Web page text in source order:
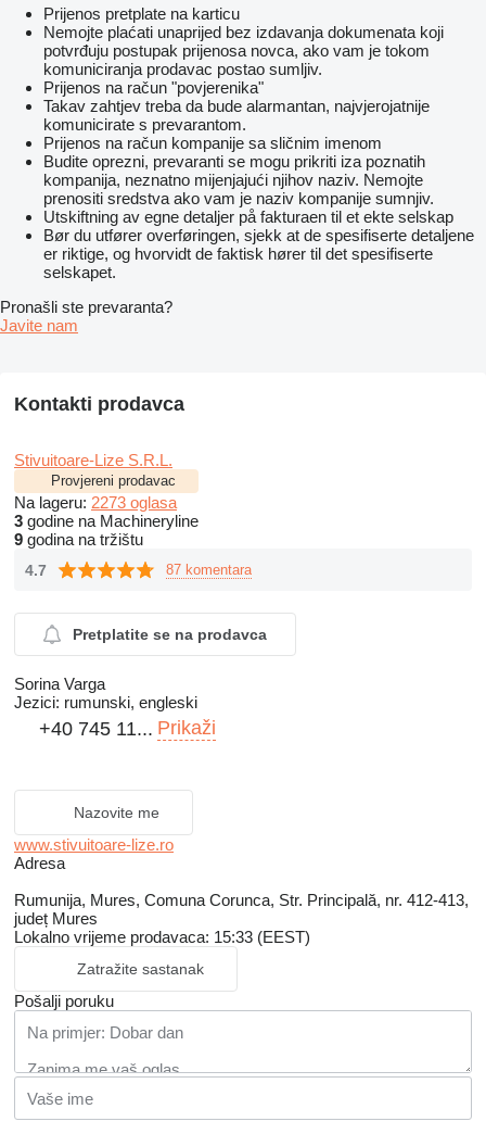
Prijenos pretplate na karticu
Nemojte plaćati unaprijed bez izdavanja dokumenata koji
potvrđuju postupak prijenosa novca, ako vam je tokom
komuniciranja prodavac postao sumljiv.
Prijenos na račun "povjerenika"
Takav zahtjev treba da bude alarmantan, najvjerojatnije
komunicirate s prevarantom.
Prijenos na račun kompanije sa sličnim imenom
Budite oprezni, prevaranti se mogu prikriti iza poznatih
kompanija, neznatno mijenjajući njihov naziv. Nemojte
prenositi sredstva ako vam je naziv kompanije sumnjiv.
Utskiftning av egne detaljer på fakturaen til et ekte selskap
Bør du utfører overføringen, sjekk at de spesifiserte detaljene
er riktige, og hvorvidt de faktisk hører til det spesifiserte
selskapet.
Pronašli ste prevaranta?
Javite nam
Kontakti prodavca
Stivuitoare-Lize S.R.L.
Provjereni prodavac
Na lageru: 2273 oglasa
3 godine na Machineryline
9 godina na tržištu
4.7 87 komentara
Pretplatite se na prodavca
Sorina Varga
Jezici: rumunski, engleski
+40 745 11... Prikaži
Nazovite me
www.stivuitoare-lize.ro
Adresa
Rumunija, Mures, Comuna Corunca, Str. Principală, nr. 412-413,
județ Mures
Lokalno vrijeme prodavaca: 15:33 (EEST)
Zatražite sastanak
Pošalji poruku